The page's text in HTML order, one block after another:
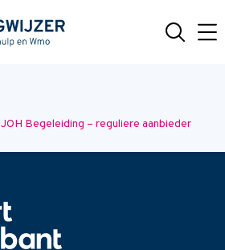
JOH Begeleiding – reguliere aanbieder